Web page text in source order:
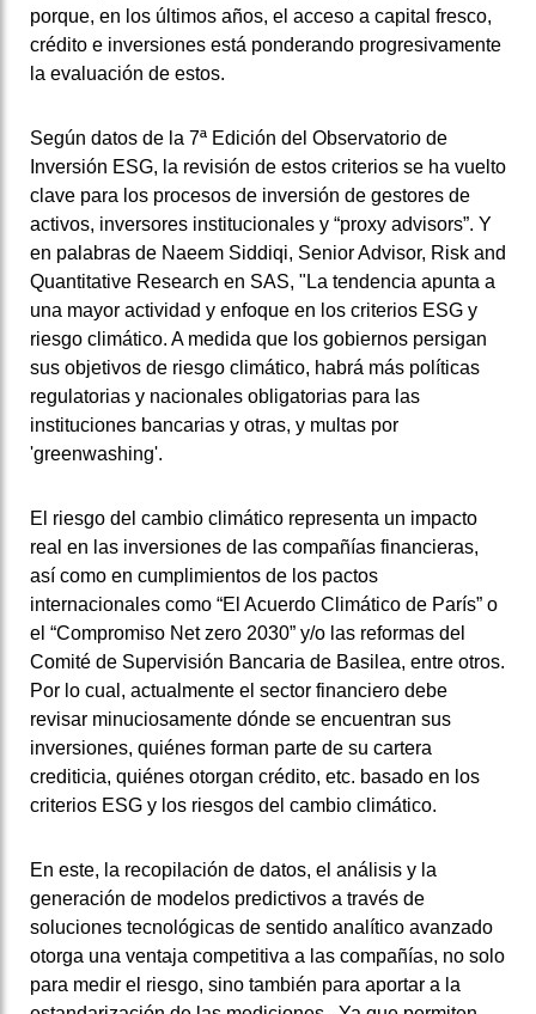
porque, en los últimos años, el acceso a capital fresco,
crédito e inversiones está ponderando progresivamente
la evaluación de estos.
Según datos de la 7ª Edición del Observatorio de
Inversión ESG, la revisión de estos criterios se ha vuelto
clave para los procesos de inversión de gestores de
activos, inversores institucionales y “proxy advisors”. Y
en palabras de Naeem Siddiqi, Senior Advisor, Risk and
Quantitative Research en SAS, "La tendencia apunta a
una mayor actividad y enfoque en los criterios ESG y
riesgo climático. A medida que los gobiernos persigan
sus objetivos de riesgo climático, habrá más políticas
regulatorias y nacionales obligatorias para las
instituciones bancarias y otras, y multas por
'greenwashing'.
El riesgo del cambio climático representa un impacto
real en las inversiones de las compañías financieras,
así como en cumplimientos de los pactos
internacionales como “El Acuerdo Climático de París” o
el “Compromiso Net zero 2030” y/o las reformas del
Comité de Supervisión Bancaria de Basilea, entre otros.
Por lo cual, actualmente el sector financiero debe
revisar minuciosamente dónde se encuentran sus
inversiones, quiénes forman parte de su cartera
crediticia, quiénes otorgan crédito, etc. basado en los
criterios ESG y los riesgos del cambio climático.
En este, la recopilación de datos, el análisis y la
generación de modelos predictivos a través de
soluciones tecnológicas de sentido analítico avanzado
otorga una ventaja competitiva a las compañías, no solo
para medir el riesgo, sino también para aportar a la